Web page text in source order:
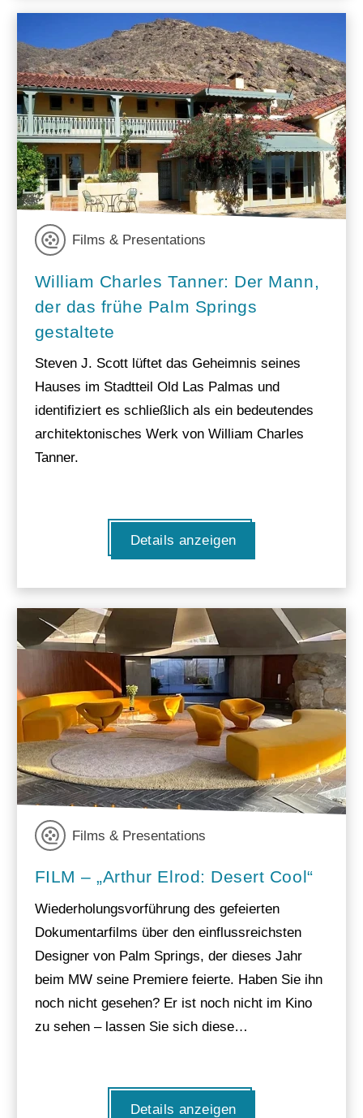
Films & Presentations
William Charles Tanner: Der Mann,
der das frühe Palm Springs
gestaltete
Steven J. Scott lüftet das Geheimnis seines
Hauses im Stadtteil Old Las Palmas und
identifiziert es schließlich als ein bedeutendes
architektonisches Werk von William Charles
Tanner.
Details anzeigen
Films & Presentations
FILM – „Arthur Elrod: Desert Cool“
Wiederholungsvorführung des gefeierten
Dokumentarfilms über den einflussreichsten
Designer von Palm Springs, der dieses Jahr
beim MW seine Premiere feierte. Haben Sie ihn
noch nicht gesehen? Er ist noch nicht im Kino
zu sehen – lassen Sie sich diese…
Details anzeigen